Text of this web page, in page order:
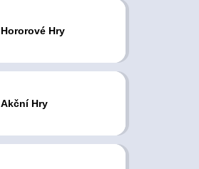
Hororové Hry
Akční Hry